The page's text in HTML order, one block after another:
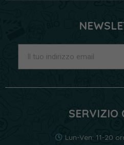
SERVIZIO
Lun-Ven: 11-20